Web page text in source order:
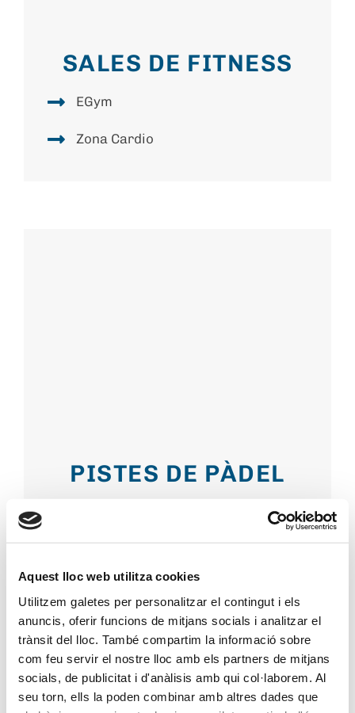
Aquest lloc web utilitza cookies
Utilitzem galetes per personalitzar el contingut i els
anuncis, oferir funcions de mitjans socials i analitzar el
trànsit del lloc. També compartim la informació sobre
com feu servir el nostre lloc amb els partners de mitjans
socials, de publicitat i d'anàlisis amb qui col·laborem. Al
seu torn, ells la poden combinar amb altres dades que
SALES DE FITNESS
EGym
Zona Cardio
PISTES DE PÀDEL